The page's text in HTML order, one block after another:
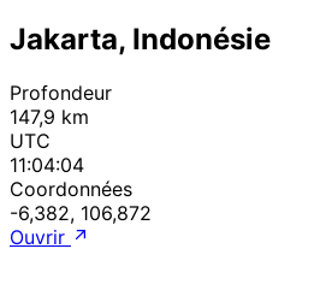
Jakarta, Indonésie
Profondeur
147,9 km
UTC
11:04:04
Coordonnées
-6,382, 106,872
Ouvrir